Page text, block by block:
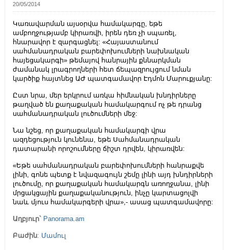
20/05/2014
Կառավարման այսօրվա համակարգը, եթե
ամբողջությամբ կիրառվի, իրեն դեռ չի սպառել,
հնարավոր է զարգացնել: «Հայաստանում
սահմանադրական բարեփոխումների նախնական
հայեցակարգի» թեմայով հանրային քննարկման
ժամանակ լրագրողների հետ ճեպազրույցում նման
կարծիք հայտնեց ԱԺ պատգամավոր Էդմոն Մարուքյանը:
Ըստ նրա, մեր երկրում առկա հիմնական խնդիրները
թաղված են քաղաքական համակարգում ոչ թե դրանց
սահմանադրական լուծումների մեջ:
Նա նշեց, որ քաղաքական համակարգի վրա
ազդեցություն կունենա, եթե Սահմանադրական
դատարանի որոշումները ճիշտ դրվեն, կիրառվեն:
«Եթե սահմանադրական բարեփոխումների հանրաքվե
լինի, գոնե պետք է նվազագույն շեմը լինի այդ խնդիրների
լուծումը, որ քաղաքական համակարգն առողջանա, լինի
մրցակցային քաղաքականություն, ինչը կարտացոլվի
նաև մյուս համակարգերի վրա»,- ասաց պատգամավորը:
Աղբյուր` Panorama.am
Բաժին: Մամուլ